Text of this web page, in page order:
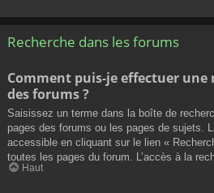
Recherche dans les forums
Comment puis-je effectuer une
des forums ?
Saisissez un terme dans la boîte de
pages des forums ou les pages de sujets.
accessible en cliquant sur le lien «
toutes les pages du forum. L’accès à la
Haut